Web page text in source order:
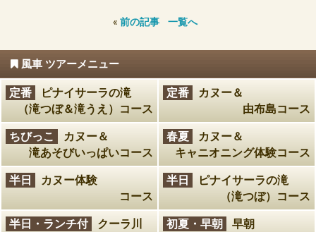
« 前の記事 一覧へ
風車 ツアーメニュー
定番
ピナイサーラの滝
（滝つぼ＆滝うえ）コース
定番
カヌー＆
由布島コース
ちびっこ
カヌー＆
滝あそびいっぱいコース
春夏
カヌー＆
キャニオニング体験コース
半日
カヌー体験
コース
半日
ピナイサーラの滝
（滝つぼ）コース
半日・ランチ付
クーラ川
初夏・早朝
早朝